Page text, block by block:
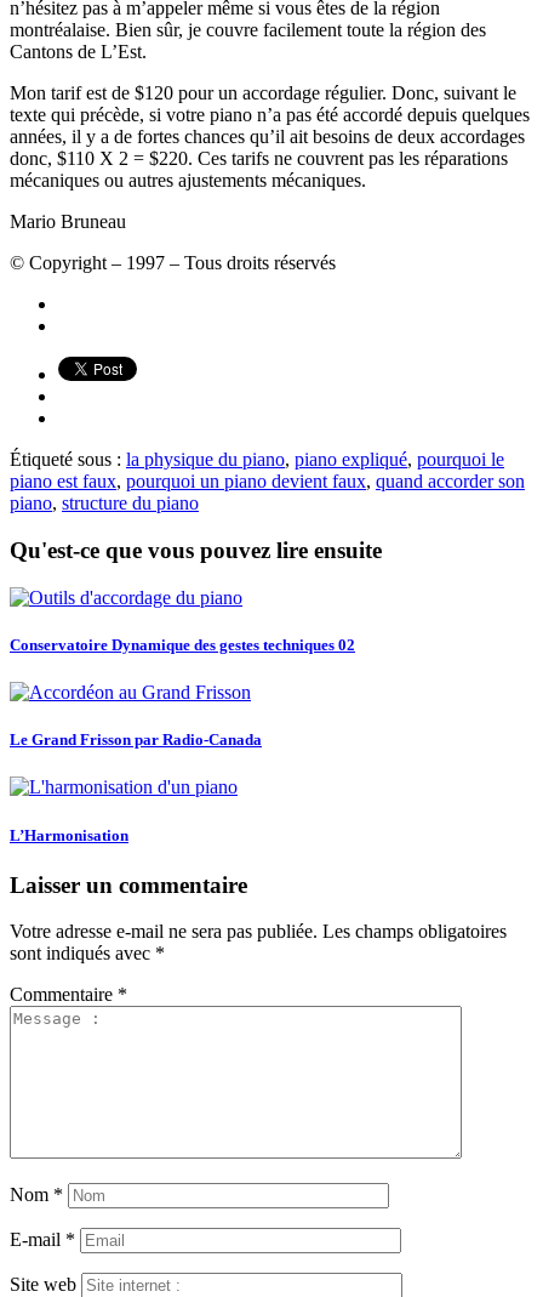
n’hésitez pas à m’appeler même si vous êtes de la région
montréalaise. Bien sûr, je couvre facilement toute la région des
Cantons de L’Est.
Mon tarif est de $120 pour un accordage régulier. Donc, suivant le
texte qui précède, si votre piano n’a pas été accordé depuis quelques
années, il y a de fortes chances qu’il ait besoins de deux accordages
donc, $110 X 2 = $220. Ces tarifs ne couvrent pas les réparations
mécaniques ou autres ajustements mécaniques.
Mario Bruneau
© Copyright – 1997 – Tous droits réservés
Étiqueté sous : la physique du piano, piano expliqué, pourquoi le
piano est faux, pourquoi un piano devient faux, quand accorder son
piano, structure du piano
Qu'est-ce que vous pouvez lire ensuite
Conservatoire Dynamique des gestes techniques 02
Le Grand Frisson par Radio-Canada
L’Harmonisation
Laisser un commentaire
Votre adresse e-mail ne sera pas publiée. Les champs obligatoires
sont indiqués avec *
Commentaire *
Nom *
E-mail *
Site web